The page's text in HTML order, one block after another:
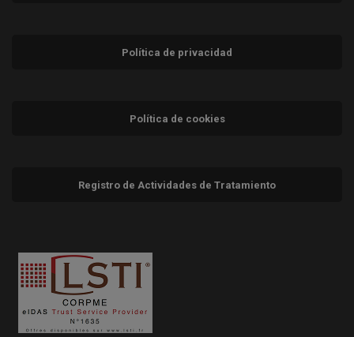
Política de privacidad
Política de cookies
Registro de Actividades de Tratamiento